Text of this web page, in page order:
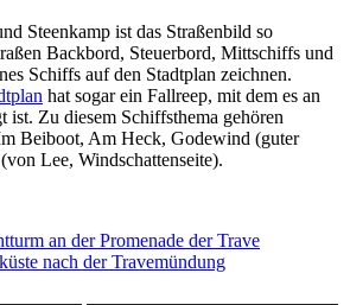
Steenkamp ist das Straßenbild so
Backbord, Steuerbord, Mittschiffs und
Schiffs auf den Stadtplan zeichnen.
hat sogar ein Fallreep, mit dem es an
ist. Zu diesem Schiffsthema gehören
Beiboot, Am Heck, Godewind (guter
Lee, Windschattenseite).
an der Promenade der Trave
nach der Travemündung